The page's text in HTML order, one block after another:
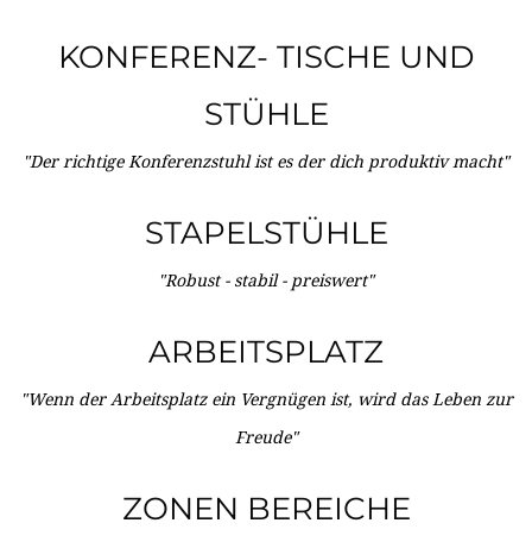
KONFERENZ- TISCHE UND
STÜHLE
"Der richtige Konferenzstuhl ist es der dich produktiv macht"
STAPELSTÜHLE
"Robust - stabil - preiswert"
ARBEITSPLATZ
"Wenn der Arbeitsplatz ein Vergnügen ist, wird das Leben zur
Freude"
ZONEN BEREICHE